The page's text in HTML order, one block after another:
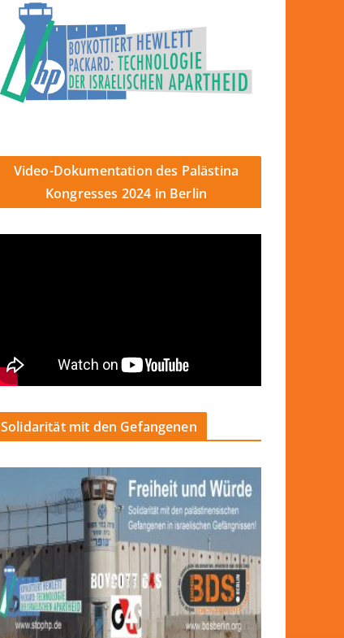
Video-Dokumentation des Palästina
Kongresses 2024 in Berlin
Solidarität mit den Gefangenen